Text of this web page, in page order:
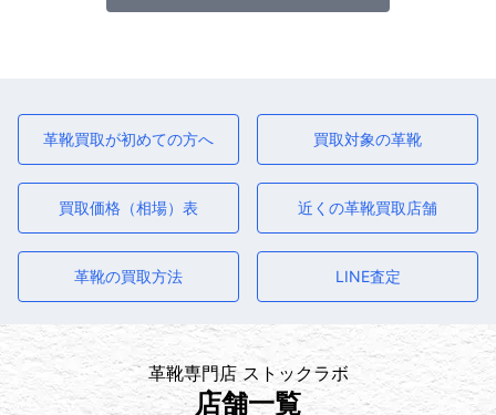
革靴買取が初めての方へ 買取対象の革靴
買取価格（相場）表 近くの革靴買取店舗
革靴の買取方法 LINE査定
革靴専門店 ストックラボ
店舗一覧